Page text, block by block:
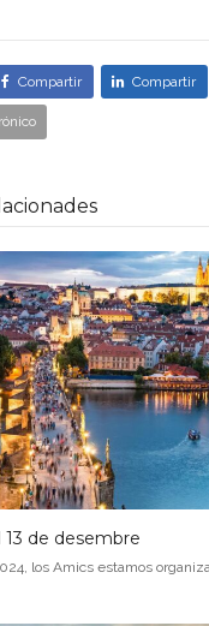
Compartir Compartir
13 de desembre
los Amics estamos